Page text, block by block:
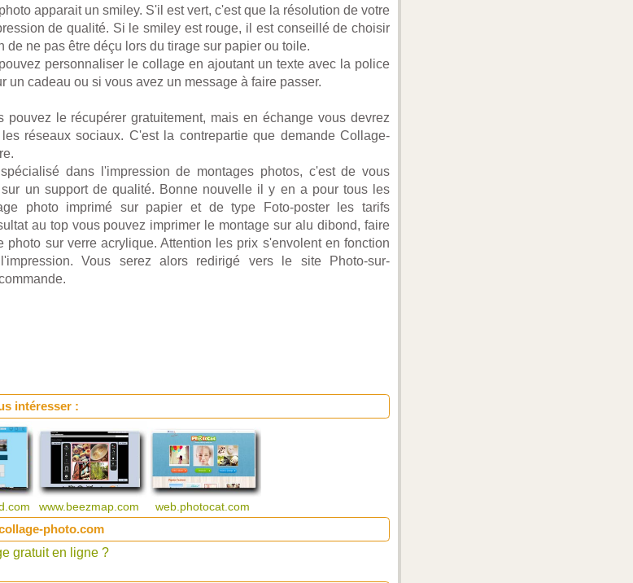
apparait un smiley. S'il est vert, c'est que la résolution de votre
de qualité. Si le smiley est rouge, il est conseillé de choisir
de ne pas être déçu lors du tirage sur papier ou toile.
personnaliser le collage en ajoutant un texte avec la police
un cadeau ou si vous avez un message à faire passer.
pouvez le récupérer gratuitement, mais en échange vous devrez
réseaux sociaux. C'est la contrepartie que demande Collage-
dans l'impression de montages photos, c'est de vous
un support de qualité. Bonne nouvelle il y en a pour tous les
photo imprimé sur papier et de type Foto-poster les tarifs
au top vous pouvez imprimer le montage sur alu dibond, faire
photo sur verre acrylique. Attention les prix s'envolent en fonction
Vous serez alors redirigé vers le site Photo-sur-
intéresser :
www.beezmap.com web.photocat.com
photo.com
gratuit en ligne ?